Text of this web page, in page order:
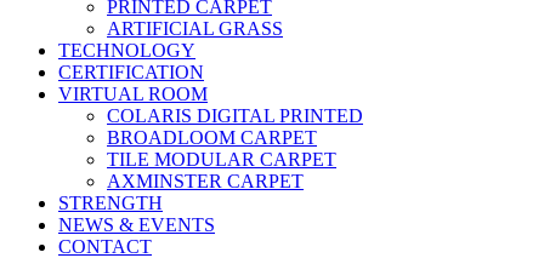
PRINTED CARPET
ARTIFICIAL GRASS
TECHNOLOGY
CERTIFICATION
VIRTUAL ROOM
COLARIS DIGITAL PRINTED
BROADLOOM CARPET
TILE MODULAR CARPET
AXMINSTER CARPET
STRENGTH
NEWS & EVENTS
CONTACT